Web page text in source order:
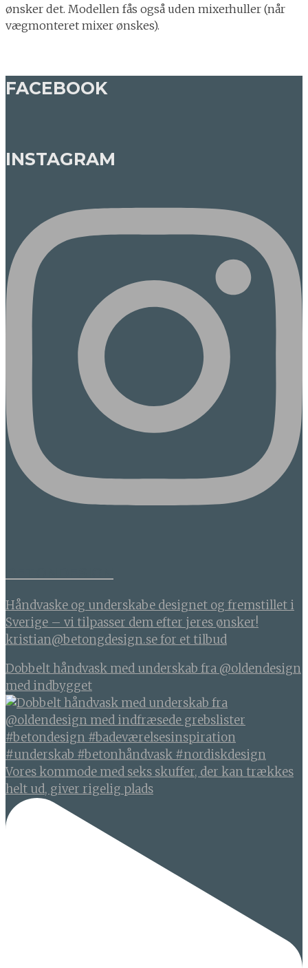
ønsker det. Modellen fås også uden mixerhuller (når
vægmonteret mixer ønskes).
FACEBOOK
INSTAGRAM
Håndvaske og underskabe designet og fremstillet i
Sverige – vi tilpasser dem efter jeres ønsker!
kristian@betongdesign.se for et tilbud
Dobbelt håndvask med underskab fra @oldendesign
med indbygget
Vores kommode med seks skuffer, der kan trækkes
helt ud, giver rigelig plads